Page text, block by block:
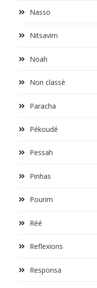
Nasso
Nitsavim
Noah
Non classé
Paracha
Pékoudé
Pessah
Pinhas
Pourim
Réé
Reflexions
Responsa